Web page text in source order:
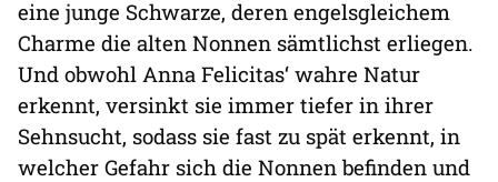
eine junge Schwarze, deren engelsgleichem
Charme die alten Nonnen sämtlichst erliegen.
Und obwohl Anna Felicitas‘ wahre Natur
erkennt, versinkt sie immer tiefer in ihrer
Sehnsucht, sodass sie fast zu spät erkennt, in
welcher Gefahr sich die Nonnen befinden und